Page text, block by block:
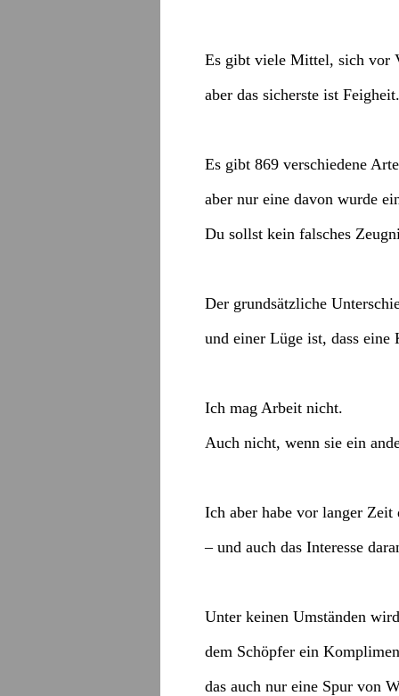
Es gibt viele Mittel, sich vor
aber das sicherste ist Feigheit.
Es gibt 869 verschiedene
aber nur eine davon wurde
Du sollst kein falsches
Der grundsätzliche
und einer Lüge ist, dass eine
Ich mag Arbeit nicht.
Auch nicht, wenn sie ein
Ich aber habe vor langer
– und auch das Interesse
Unter keinen Umständen
dem Schöpfer ein
das auch nur eine Spur von